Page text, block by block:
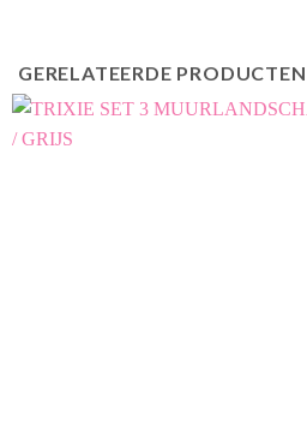
GERELATEERDE PRODUCTEN